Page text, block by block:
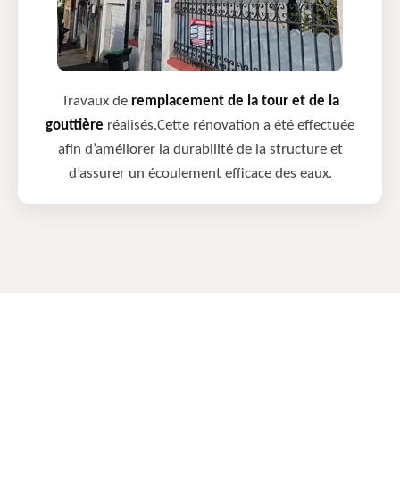
Travaux de remplacement de la tour et de la
gouttière réalisés.Cette rénovation a été effectuée
afin d’améliorer la durabilité de la structure et
d’assurer un écoulement efficace des eaux.